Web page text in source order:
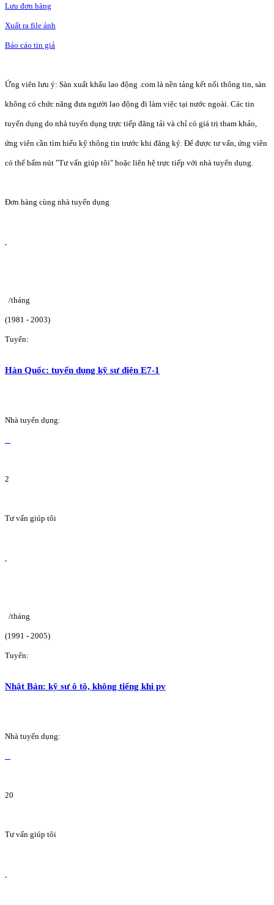
Lưu đơn hàng
Xuất ra file ảnh
Báo cáo tin giả
Ứng viên lưu ý: Sàn xuất khẩu lao động .com là nền tảng kết nối thông tin, sàn
không có chức năng đưa người lao động đi làm việc tại nước ngoài. Các tin
tuyển dụng do nhà tuyển dụng trực tiếp đăng tải và chỉ có giá trị tham khảo,
ứng viên cần tìm hiểu kỹ thông tin trước khi đăng ký. Để được tư vấn, ứng viên
có thể bấm nút "Tư vấn giúp tôi" hoặc liên hệ trực tiếp với nhà tuyển dụng.
Đơn hàng cùng nhà tuyển dụng
/tháng
(1981 - 2003)
Tuyển:
Hàn Quốc: tuyển dụng kỹ sư điện E7-1
Nhà tuyển dụng:
2
Tư vấn giúp tôi
/tháng
(1991 - 2005)
Tuyển:
Nhật Bản: kỹ sư ô tô, không tiếng khi pv
Nhà tuyển dụng:
20
Tư vấn giúp tôi